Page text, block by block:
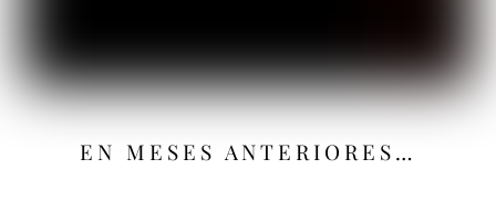
EN MESES ANTERIORES…